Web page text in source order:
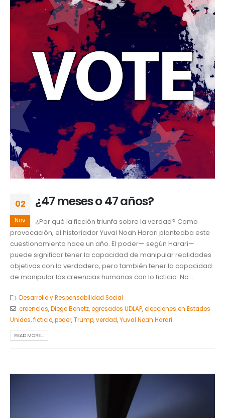
02
Nov
¿47 meses o 47 años?
¿Por qué la ficción triunfa sobre la verdad? Como
provocación, el historiador Yuval Noah Harari planteaba este
cuestionamiento hace un año. El poder— según Harari—
puede significar tener la capacidad de manipular realidades
objetivas con lo verdadero, pero también tener la capacidad
de manipular las creencias humanas con lo ficticio. No...
Desarrollo y Responsabilidad Social
creencias,Diego Bonetz,egresados UDLAP,elecciones en Estados
Unidos,ficticio,poder,Trump,verdad,Yuval Noah Harari
READ MORE...